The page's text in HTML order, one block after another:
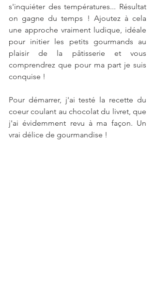
s'inquiéter des températures... Résultat
on gagne du temps ! Ajoutez à cela
une approche vraiment ludique, idéale
pour initier les petits gourmands au
plaisir de la pâtisserie et vous
comprendrez que pour ma part je suis
conquise !
Pour démarrer, j'ai testé la recette du
coeur coulant au chocolat du livret, que
j'ai évidemment revu à ma façon. Un
vrai délice de gourmandise !